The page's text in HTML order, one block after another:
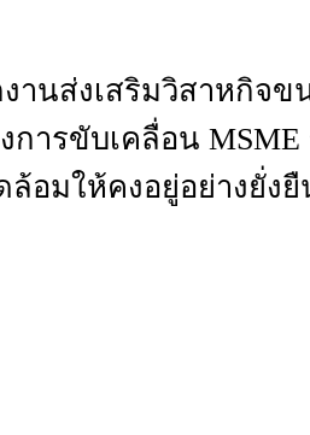
ส่งเสริมวิสาหกิจข
ารขับเคลื่อน
อมให้คงอยู่อย่างยั่